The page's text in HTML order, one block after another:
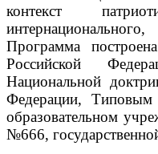
контекст
Программа
Российской
Национальной
Федерации,
образовательном
№666,